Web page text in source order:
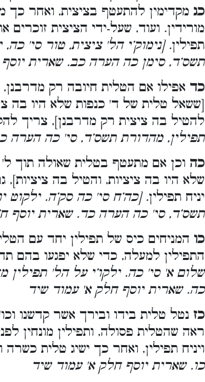
כג מקדימין להתעטף בציצית, ואחר כך
מורידין. ועוד, שעל-ידי הציצית זוכרים
תפילין. [נימוק’י הל' ציצית, טור סי'
תשס’ד, סימן כה הערה כב. שארית
כד אפילו אם הטלית חיובה רק
[ששאל טלית של ד' כנפות שלא היו בה
להטיל בה ציצית רק מדרבנן], צריך
תפילין, מהדורת תשס’ד, סי' כה הערה
כה וכן אם מתעטף בטלית שאולה תוך
שלא היו בה ציציות, והטיל בה
יניח תפילין. [כה’ח סי' כה סק’ה. ילקוט
תשס’ד, סי' כה הערה כד. שארית יוסף
כו המניחים כיס של תפילין יחד עם
התפילין למעלה, כדי שלא יפגעו בהם
שלום א' סי' כה. ילקו’י על הל'
כה. שארית יוסף חלק א' עמוד שיד
כז נטל טלית בידו ובירך אשר קדשנו
ראה שהטלית פסולה, ותפילין מונחין
ויניח תפילין, ואחר כך ישיג טלית
כו. שארית יוסף חלק א' עמוד שיד